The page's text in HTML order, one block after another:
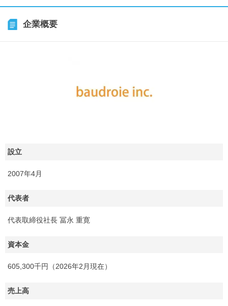
企業概要
設立
2007年4月
代表者
代表取締役社長 冨永 重寛
資本金
605,300千円（2026年2月現在）
売上高